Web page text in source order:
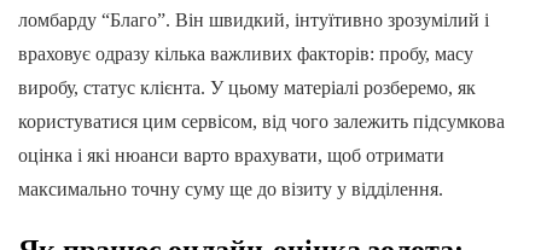
ломбарду “Благо”. Він швидкий, інтуїтивно зрозумілий і
враховує одразу кілька важливих факторів: пробу, масу
виробу, статус клієнта. У цьому матеріалі розберемо, як
користуватися цим сервісом, від чого залежить підсумкова
оцінка і які нюанси варто врахувати, щоб отримати
максимально точну суму ще до візиту у відділення.